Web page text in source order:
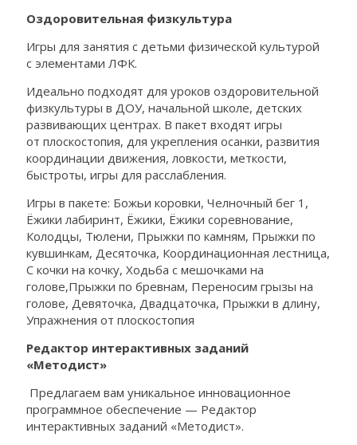
Оздоровительная физкультура
Игры для занятия с детьми физической культурой
с элементами ЛФК.
Идеально подходят для уроков оздоровительной
физкультуры в ДОУ, начальной школе, детских
развивающих центрах. В пакет входят игры
от плоскостопия, для укрепления осанки, развития
координации движения, ловкости, меткости,
быстроты, игры для расслабления.
Игры в пакете: Божьи коровки, Челночный бег 1,
Ёжики лабиринт, Ёжики, Ёжики соревнование,
Колодцы, Тюлени, Прыжки по камням, Прыжки по
кувшинкам, Десяточка, Координационная лестница,
С кочки на кочку, Ходьба с мешочками на
голове,Прыжки по бревнам, Переносим грызы на
голове, Девяточка, Двадцаточка, Прыжки в длину,
Упражнения от плоскостопия
Редактор интерактивных заданий
«Методист»
Предлагаем вам уникальное инновационное
программное обеспечение — Редактор
интерактивных заданий «Методист».